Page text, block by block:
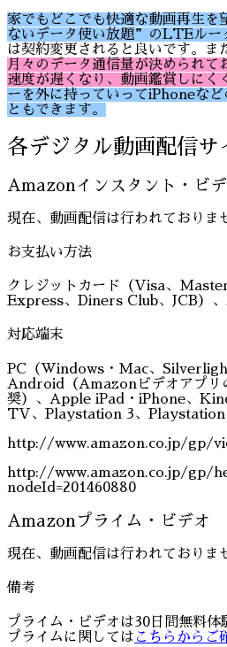
家でもどこでも快適な動画再生
ないデータ使い放題”のLTEルー
は契約変更されると良いです。ま
月々のデータ通信量が決められて
速度が遅くなり、動画鑑賞しにく
ーを外に持っていってiPhoneな
ともできます。
各デジタル動画配信サ
Amazonインスタント・ビ
現在、動画配信は行われておりま
お支払い方法
クレジットカード（Visa、
Express、Diners Club、JCB）
対応端末
PC（Windows・Mac、
Android（Amazonビデオアプリ
奨）、Apple iPad・iPhone、
TV、Playstation 3、Playstation
http://www.amazon.co.jp/gp/
http://www.amazon.co.jp/gp/
nodeId=201460880
Amazonプライム・ビデオ
現在、動画配信は行われておりま
備考
プライム・ビデオは30日間無料
プライムに関しては こちらからご